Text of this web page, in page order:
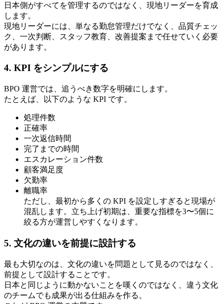
日本側がすべてを管理するのではなく、現地リーダーを育成
します。
現地リーダーには、単なる勤怠管理だけでなく、品質チェッ
ク、一次判断、スタッフ教育、改善提案まで任せていく必要
があります。
4. KPI をシンプルにする
BPO 運営では、追うべき数字を明確にします。
たとえば、以下のような KPI です。
処理件数
正確率
一次返信時間
完了までの時間
エスカレーション件数
顧客満足度
欠勤率
離職率
ただし、最初から多くの KPI を設定しすぎると現場が
混乱します。立ち上げ初期は、重要な指標を3〜5個に
絞る方が運営しやすくなります。
5. 文化の違いを前提に設計する
最も大切なのは、文化の違いを問題として見るのではなく、
前提として設計することです。
日本と同じように動かないことを嘆くのではなく、違う文化
のチームでも成果が出る仕組みを作る。